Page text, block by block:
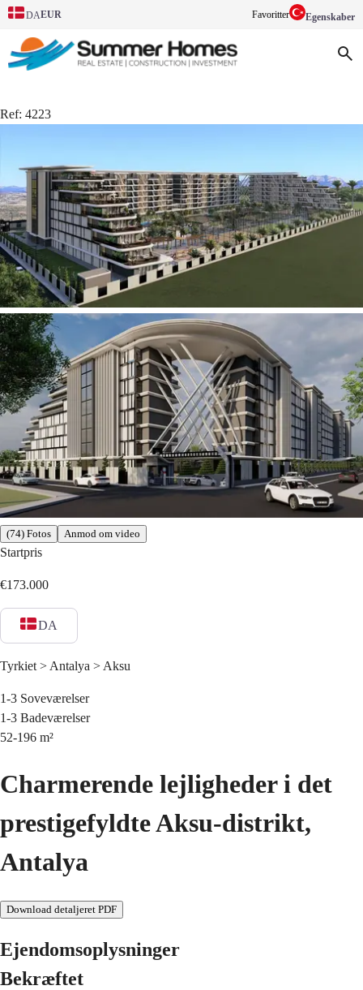
DAEUR Favoritter Egenskaber
Ref: 4223
(74) Fotos Anmod om video
Startpris
€173.000
DA
Tyrkiet > Antalya > Aksu
1-3 Soveværelser
1-3 Badeværelser
52-196 m²
Charmerende lejligheder i det
prestigefyldte Aksu-distrikt,
Antalya
Download detaljeret PDF
Ejendomsoplysninger
Bekræftet